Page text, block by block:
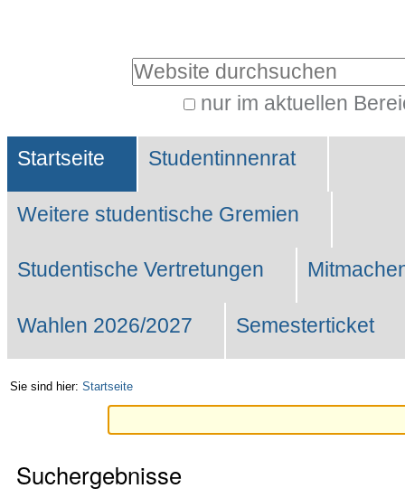
Website durchsuchen
nur im aktuellen
Suche…
Sektionen
Startseite Studentinnenrat
Weitere studentische Gremien
Studentische Vertretungen
Wahlen 2026/2027 Semesterticket
Sie sind hier: Startseite
Suchergebnisse